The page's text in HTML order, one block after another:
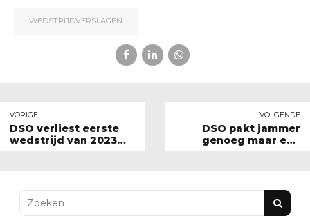
WEDSTRIJDVERSLAGEN
VORIGE
DSO verliest eerste
wedstrijd van 2023
VOLGENDE
DSO pakt jammer
genoeg maar een